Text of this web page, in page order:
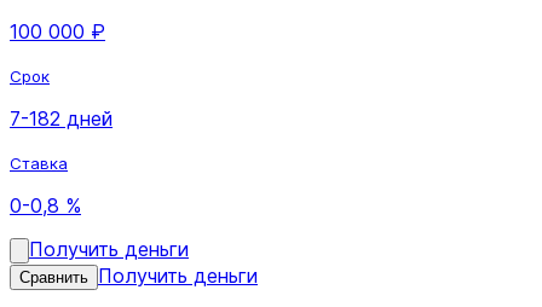
100 000 ₽
Срок
7-182 дней
Ставка
0-0,8 %
Получить деньги
Сравнить Получить деньги